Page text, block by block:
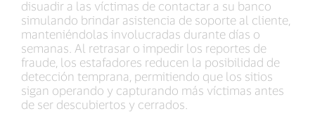
disuadir a las víctimas de contactar a su banco
simulando brindar asistencia de soporte al cliente,
manteniéndolas involucradas durante días o
semanas. Al retrasar o impedir los reportes de
fraude, los estafadores reducen la posibilidad de
detección temprana, permitiendo que los sitios
sigan operando y capturando más víctimas antes
de ser descubiertos y cerrados.